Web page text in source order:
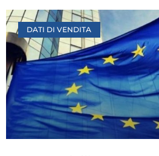
DATI DI VENDITA